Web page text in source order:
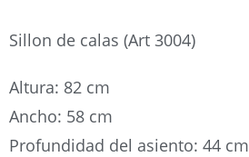
Sillon de calas (Art 3004)
Altura: 82 cm
Ancho: 58 cm
Profundidad del asiento: 44 cm